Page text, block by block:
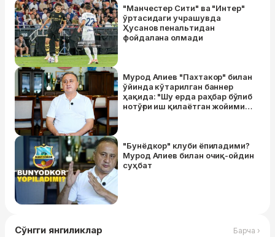
"Манчестер Сити" ва "Интер"
ўртасидаги учрашувда
Ҳусанов пенальтидан
фойдалана олмади
Мурод Алиев "Пахтакор" билан
ўйинда кўтарилган баннер
ҳақида: "Шу ерда раҳбар бўлиб
нотўғри иш қилаётган жойимиз
"Бунёдкор" клуби ёпиладими?
Мурод Алиев билан очиқ-ойдин
суҳбат
Сўнгги янгиликлар Барча ›